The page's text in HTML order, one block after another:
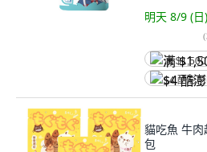
明天 8/9 (日)
(
满
$4 酷澎
貓吃魚 牛
包